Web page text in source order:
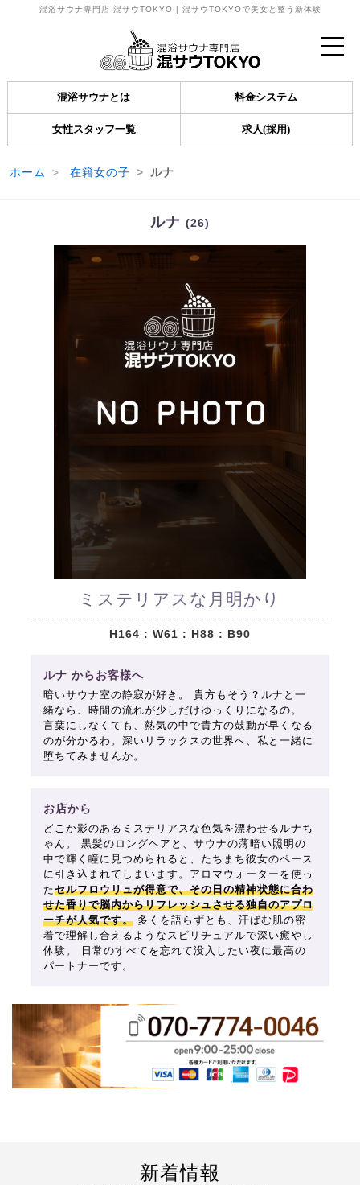
混浴サウナ専門店 混サウTOKYO | 混サウTOKYOで美女と整う新体験
混浴サウナとは 料金システム
女性スタッフ一覧 求人(採用)
ホーム 在籍女の子 ルナ
ルナ (26)
ミステリアスな月明かり
H164 : W61 : H88 : B90
ルナ からお客様へ
暗いサウナ室の静寂が好き。 貴方もそう？ルナと一
緒なら、時間の流れが少しだけゆっくりになるの。
言葉にしなくても、熱気の中で貴方の鼓動が早くなる
のが分かるわ。深いリラックスの世界へ、私と一緒に
堕ちてみませんか。
お店から
どこか影のあるミステリアスな色気を漂わせるルナち
ゃん。 黒髪のロングヘアと、サウナの薄暗い照明の
中で輝く瞳に見つめられると、たちまち彼女のペース
に引き込まれてしまいます。アロマウォーターを使っ
たセルフロウリュが得意で、その日の精神状態に合わ
せた香りで脳内からリフレッシュさせる独自のアプロ
ーチが人気です。多くを語らずとも、汗ばむ肌の密
着で理解し合えるようなスピリチュアルで深い癒やし
体験。 日常のすべてを忘れて没入したい夜に最高の
パートナーです。
新着情報